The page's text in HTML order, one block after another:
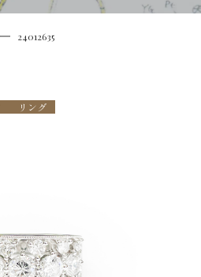
24012635
リング